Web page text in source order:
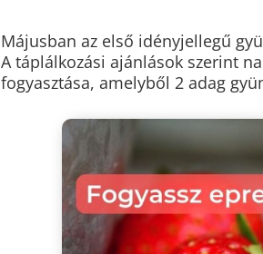
Májusban az első idényjellegű
A táplálkozási ajánlások szerint
fogyasztása, amelyből 2 adag